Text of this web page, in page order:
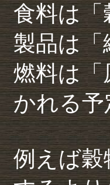
食料は「
製品は「
燃料は「
かれる
例えば